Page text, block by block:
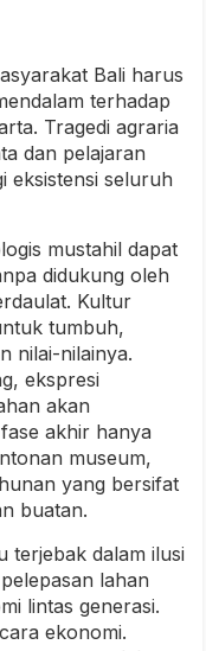
Bali harus
terhadap
Tragedi agraria
dan pelajaran
eksistensi seluruh
mustahil dapat
didukung oleh
Kultur
tumbuh,
nilai-nilainya.
ekspresi
akan
akhir hanya
museum,
yang bersifat
buatan.
terjebak dalam ilusi
lahan
lintas generasi.
ekonomi.